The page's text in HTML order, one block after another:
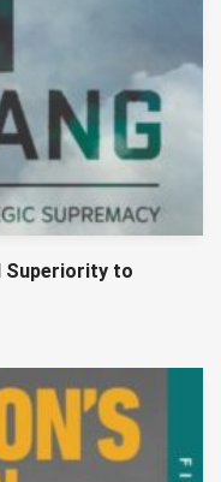
Superiority to